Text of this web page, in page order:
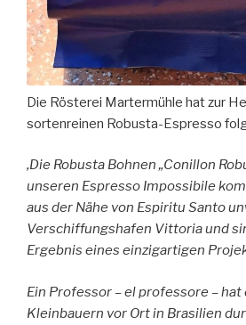
Die Rösterei Martermühle hat zur
sortenreinen Robusta-Espresso
‚Die Robusta Bohnen „Conillon
unseren Espresso Impossibile
aus der Nähe von Espiritu Santo
Verschiffungshafen Vittoria und
Ergebnis eines einzigartigen
Ein Professor – el professore – hat
Kleinbauern vor Ort in Brasilien